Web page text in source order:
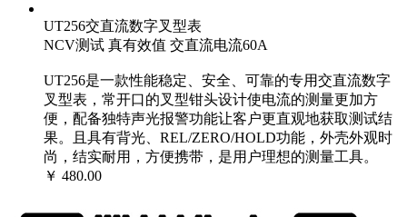
UT256交直流数字叉型表
NCV测试 真有效值 交直流电流60A
UT256是一款性能稳定、安全、可靠的专用交直流数字
叉型表，常开口的叉型钳头设计使电流的测量更加方
便，配备独特声光报警功能让客户更直观地获取测试结
果。且具有背光、REL/ZERO/HOLD功能，外壳外观时
尚，结实耐用，方便携带，是用户理想的测量工具。
￥ 480.00